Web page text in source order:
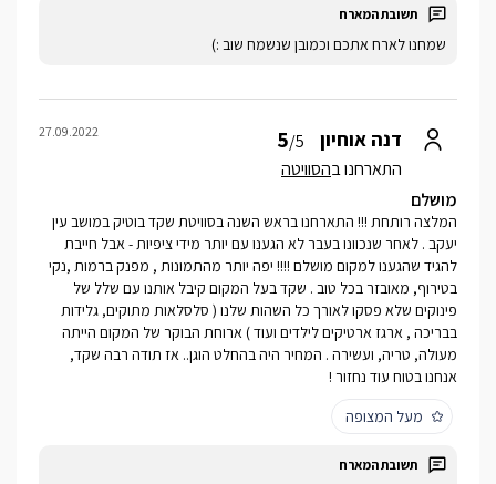
שמחנו לארח אתכם וכמובן שנשמח שוב :)
דנה אוחיון 5/5
התארחנו בהסוויטה
27.09.2022
מושלם
המלצה רותחת !!! התארחנו בראש השנה בסוויטת שקד בוטיק במושב עין
יעקב . לאחר שנכוונו בעבר לא הגענו עם יותר מידי ציפיות - אבל חייבת
להגיד שהגענו למקום מושלם !!!! יפה יותר מהתמונות , מפנק ברמות ,נקי
בטירוף, מאובזר בכל טוב . שקד בעל המקום קיבל אותנו עם שלל של
פינוקים שלא פסקו לאורך כל השהות שלנו ( סלסלאות מתוקים, גלידות
בבריכה , ארגז ארטיקים לילדים ועוד ) ארוחת הבוקר של המקום הייתה
מעולה, טריה, ועשירה . המחיר היה בהחלט הוגן.. אז תודה רבה שקד,
אנחנו בטוח עוד נחזור !
מעל המצופה